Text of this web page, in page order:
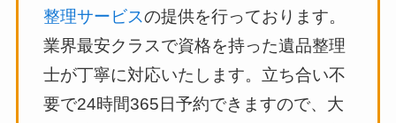
整理サービスの提供を行っております。
業界最安クラスで資格を持った遺品整理
士が丁寧に対応いたします。立ち合い不
要で24時間365日予約できますので、大